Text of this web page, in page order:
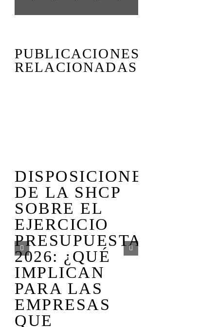
PUBLICACIONES
RELACIONADAS
DISPOSICIONES
DE LA SHCP
SOBRE EL
EJERCICIO
PRESUPUESTAL
2026: ¿QUÉ
IMPLICAN
PARA LAS
EMPRESAS
QUE